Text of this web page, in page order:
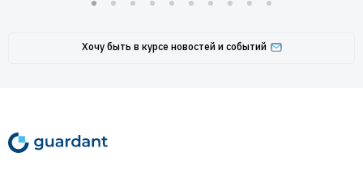
Хочу быть в курсе новостей и событий